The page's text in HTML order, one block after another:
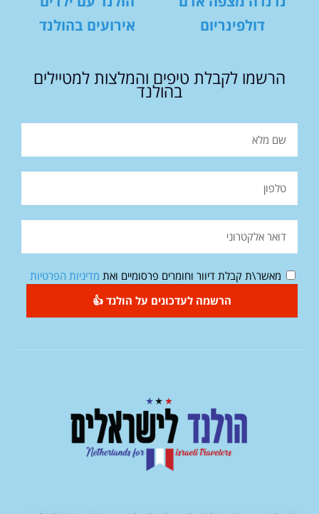
דולפינריום
אירועים בהולנד
הרשמו לקבלת טיפים והמלצות למטיילים
בהולנד
מאשר\ת קבלת דיוור וחומרים פרסומיים ואת מדיניות הפרטיות
הרשמה לעדכונים על הולנד 👍